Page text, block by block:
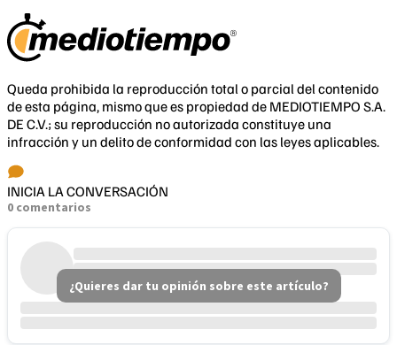
Queda prohibida la reproducción total o parcial del contenido
de esta página, mismo que es propiedad de MEDIOTIEMPO S.A.
DE C.V.; su reproducción no autorizada constituye una
infracción y un delito de conformidad con las leyes aplicables.
INICIA LA CONVERSACIÓN
0 comentarios
¿Quieres dar tu opinión sobre este artículo?